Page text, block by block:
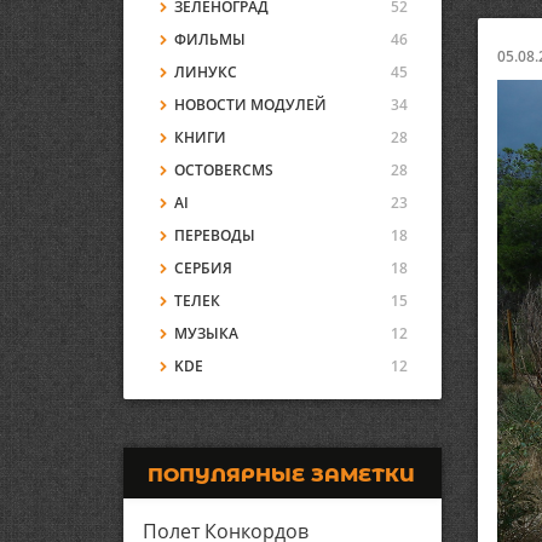
ЗЕЛЕНОГРАД
52
ФИЛЬМЫ
46
ЛИНУКС
45
НОВОСТИ МОДУЛЕЙ
34
КНИГИ
28
OCTOBERCMS
28
AI
23
ПЕРЕВОДЫ
18
СЕРБИЯ
18
ТЕЛЕК
15
МУЗЫКА
12
KDE
12
ПОПУЛЯРНЫЕ ЗАМЕТКИ
Полет Конкордов